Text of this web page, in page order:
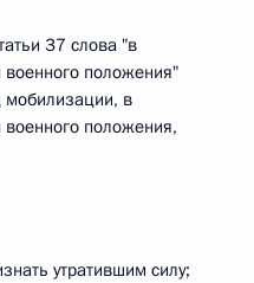
37 слова "в
военного положения"
мобилизации, в
военного положения,
утратившим силу;